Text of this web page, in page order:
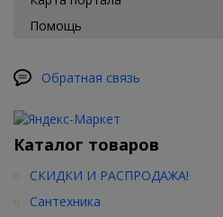
Помощь
Обратная связь
Каталог товаров
СКИДКИ И РАСПРОДАЖА!
Сантехника